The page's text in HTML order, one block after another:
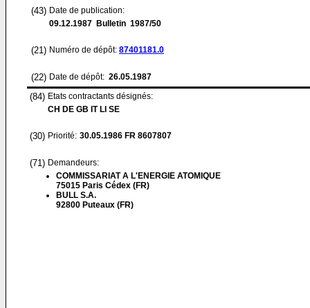
(43) Date de publication:
09.12.1987 Bulletin 1987/50
(21) Numéro de dépôt: 87401181.0
(22) Date de dépôt: 26.05.1987
(84) Etats contractants désignés:
CH DE GB IT LI SE
(30) Priorité: 30.05.1986 FR 8607807
(71) Demandeurs:
COMMISSARIAT A L'ENERGIE ATOMIQUE
75015 Paris Cédex (FR)
BULL S.A.
92800 Puteaux (FR)